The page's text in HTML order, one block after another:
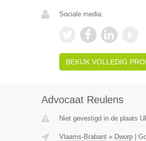
Sociale media:
BEKIJK VOLLEDIG
Advocaat Reulens
Niet gevestigd in de plaats
Vlaams-Brabant» Dworp|